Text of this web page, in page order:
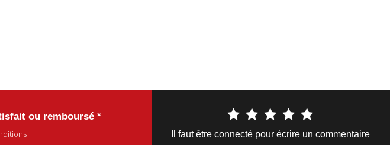
ou remboursé *
Il faut être connecté pour écrire un commentaire